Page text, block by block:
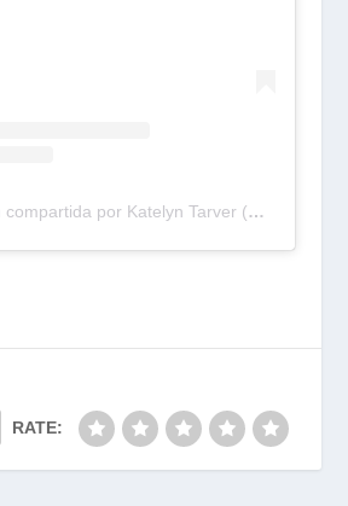
Una publicación compartida por Katelyn Tarver (@katelyntarver)
RATE: